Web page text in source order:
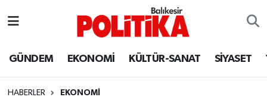
GÜNDEM EKONOMİ KÜLTÜR-SANAT SİYASET
HABERLER EKONOMİ
Ayvalık
Balıkesir Hava Durumu